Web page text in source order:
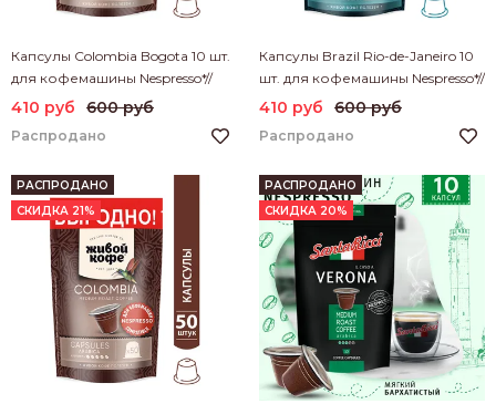
Капсулы Colombia Bogota 10 шт.
для кофемашины Nespresso*//
Дой-пак
410 руб 600 руб
Распродано
Капсулы Brazil Rio-de-Janeiro 10
шт. для кофемашины Nespresso*//
Дойпак
410 руб 600 руб
Распродано
РАСПРОДАНО
СКИДКА 21%
РАСПРОДАНО
СКИДКА 20%